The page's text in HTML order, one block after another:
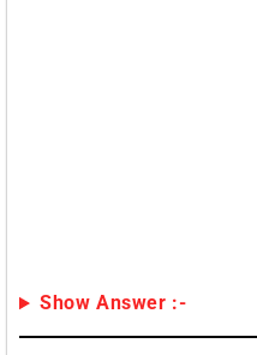
Show Answer :-